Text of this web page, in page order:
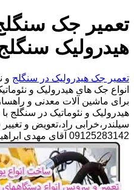
تعمیر جک
هیدرولیک
تعمیر جک هیدرولیک در سنگلج و
انواع جک های هیدرولیک و
برای ماشین آلات معدنی و
هیدرولیک و نئوماتیک در سنگلج
سیلندر،خرابی راد،تعویض و
09125283142 آقای مهدی ابراهیمی